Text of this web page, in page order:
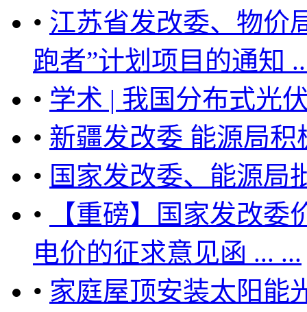
• 江苏省发改委、物价
跑者”计划项目的通知
• 学术 | 我国分布式光
• 新疆发改委 能源局
• 国家发改委、能源局
•
【重磅】国家发改
电价的征求意见函 ... ...
• 家庭屋顶安装太阳能